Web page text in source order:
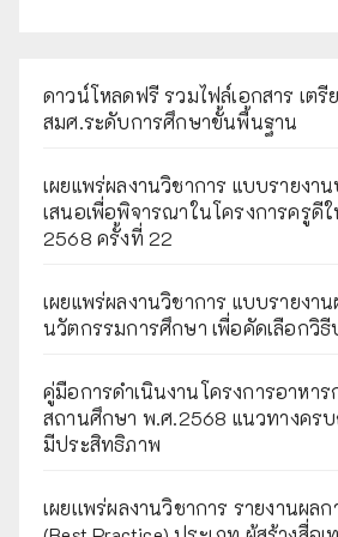
ดาวน์โหลดฟรี รวมไฟล์เอกสาร เตรี
สมศ.ระดับการศึกษาขั้นพื้นฐาน
เผยแพร่ผลงานวิชาการ แบบรายงา
เสนอเพื่อพิจารณาในโครงการครูดี
2568 ครั้งที่ 22
เผยแพร่ผลงานวิชาการ แบบรายงา
นวัตกรรมการศึกษา เพื่อคัดเลือกวิ
คู่มือการดำเนินงานโครงการอาหา
สถานศึกษา พ.ศ.2568 แนวทางคร
มีประสิทธิภาพ
เผยเเพร่ผลงานวิชาการ รายงานผล